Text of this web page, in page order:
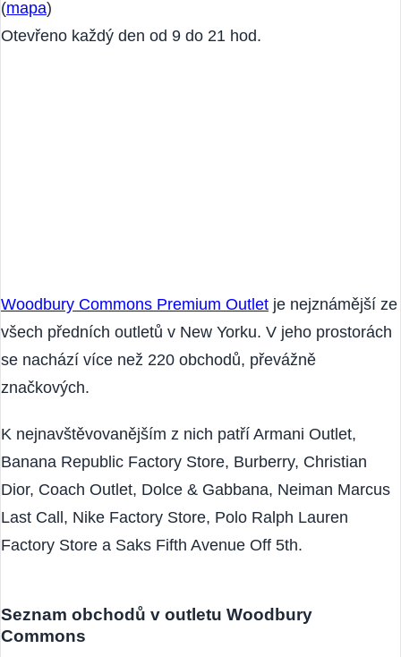
Adresa: 498 Red Apple Court, Central Valley, NY 10917
(mapa)
Woodbury Commons Premium Outlet je nejznámější ze
všech předních outletů v New Yorku. V jeho prostorách
se nachází více než 220 obchodů, převážně
značkových.
K nejnavštěvovanějším z nich patří Armani Outlet,
Banana Republic Factory Store, Burberry, Christian
Dior, Coach Outlet, Dolce & Gabbana, Neiman Marcus
Last Call, Nike Factory Store, Polo Ralph Lauren